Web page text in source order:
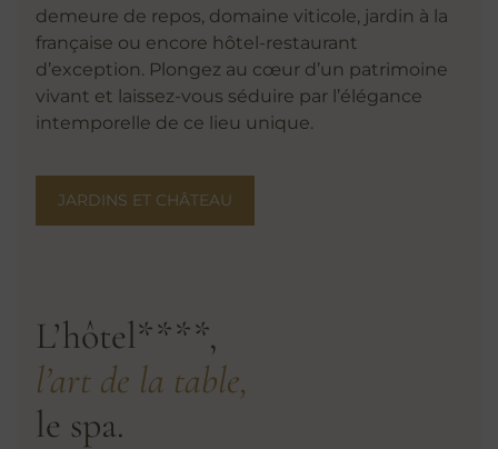
demeure de repos, domaine viticole, jardin à la
française ou encore hôtel-restaurant
d’exception. Plongez au cœur d’un patrimoine
vivant et laissez-vous séduire par l’élégance
intemporelle de ce lieu unique.
JARDINS ET CHÂTEAU
L’hôtel****,
l’art de la table,
le spa.